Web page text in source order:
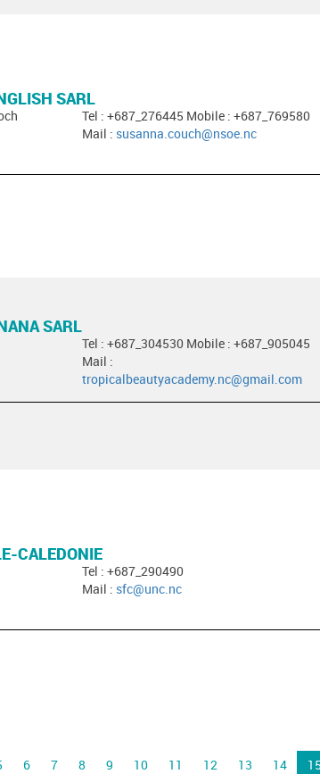
SARL
Tel : +687_276445 Mobile : +687_769580
Mail : susanna.couch@nsoe.nc
SARL
Tel : +687_304530 Mobile : +687_905045
Mail :
tropicalbeautyacademy.nc@gmail.com
CALEDONIE
Tel : +687_290490
Mail : sfc@unc.nc
6 7 8 9 10 11 12 13 14 15